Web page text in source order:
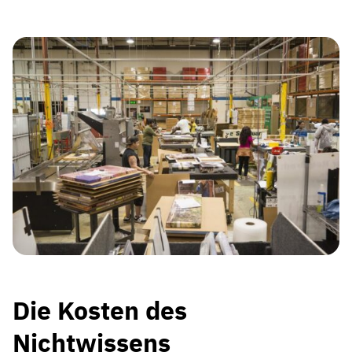
Die Kosten des
Nichtwissens